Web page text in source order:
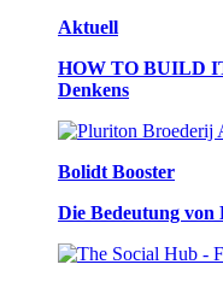
Aktuell
HOW TO BUILD
Denkens
Bolidt Booster
Die Bedeutung von